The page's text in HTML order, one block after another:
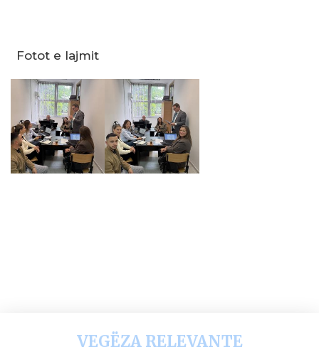
Fotot e lajmit
VEGËZA RELEVANTE